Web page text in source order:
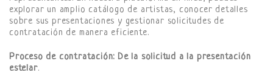
explorar un amplio catálogo de artistas, conocer detalles
sobre sus presentaciones y gestionar solicitudes de
contratación de manera eficiente.
Proceso de contratación: De la solicitud a la presentación
estelar.